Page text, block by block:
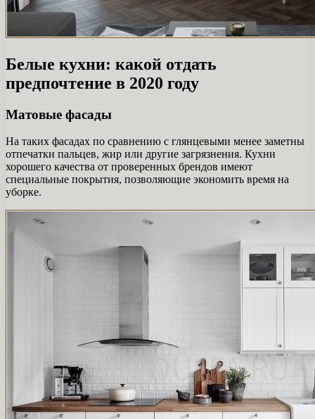
Белые кухни: какой отдать
предпочтение в 2020 году
Матовые фасады
На таких фасадах по сравнению с глянцевыми менее заметны
отпечатки пальцев, жир или другие загрязнения. Кухни
хорошего качества от проверенных брендов имеют
специальные покрытия, позволяющие экономить время на
уборке.